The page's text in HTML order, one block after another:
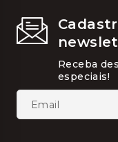
Receba
especiais!